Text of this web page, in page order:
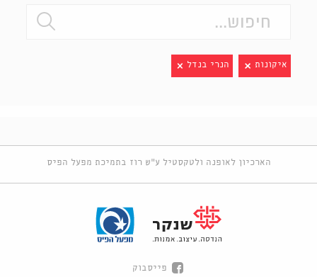
איקונות הנרי בנדל
הארכיון לאופנה ולטקסטיל ע"ש רוז בתמיכת מפעל הפיס
פייסבוק